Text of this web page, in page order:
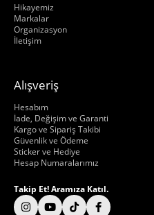
Hikayemiz
Markalar
Organizasyon
İletişim
Alışveriş
Hakkımızda
Hesabım
İade, Değişim ve Garanti
Kargo ve Sipariş Takibi
Güvenlik ve Ödeme
Sticker ve Hediye
Hesap Numaralarımız
Takip Et! Aramıza Katıl.